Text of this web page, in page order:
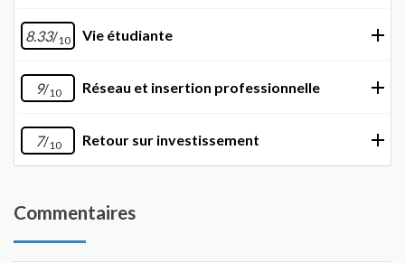
8.33/10 Vie étudiante
9/10 Réseau et insertion professionnelle
7/10 Retour sur investissement
Commentaires